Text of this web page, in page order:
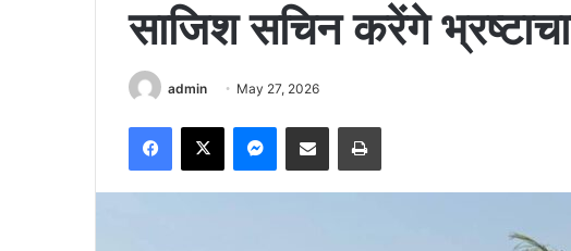
साजिश सचिन करेंगे
admin May 27, 2026
Facebook
X Messenger
Share via Email Print